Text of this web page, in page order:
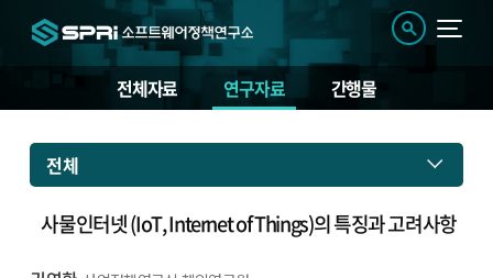
전체자료 연구자료 간행물
전체
사물인터넷 (IoT, Internet of Things)의 특징과 고려사항